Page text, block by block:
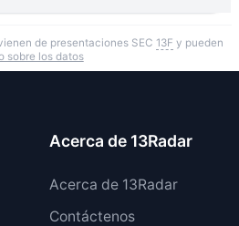
de presentaciones SEC 13F y pueden
sobre los datos
Acerca de 13Radar
Acerca de 13Radar
Contáctenos